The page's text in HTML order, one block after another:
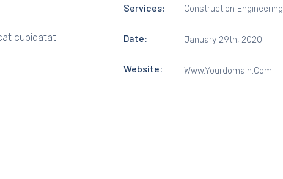
cupidatat
Services:
Date:
Website:
Construction Engineering
January 29th, 2020
Www.yourdomain.com